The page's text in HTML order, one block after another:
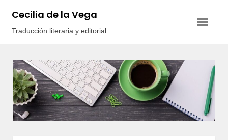
Cecilia de la Vega
Traducción literaria y editorial